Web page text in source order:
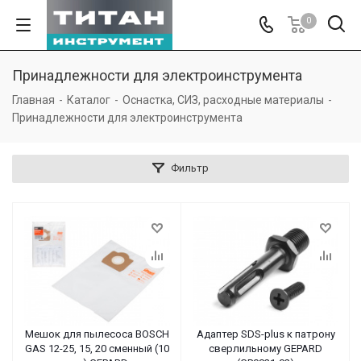
0
Принадлежности для электроинструмента
Главная - Каталог - Оснастка, СИЗ, расходные материалы -
Принадлежности для электроинструмента
Фильтр
Мешок для пылесоса BOSCH
GAS 12-25, 15, 20 сменный (10
Адаптер SDS-plus к патрону
сверлильному GEPARD